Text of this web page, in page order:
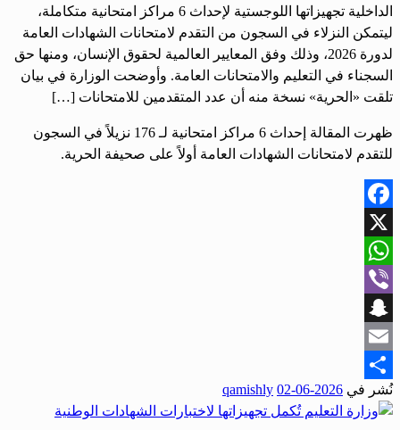
الداخلية تجهيزاتها اللوجستية لإحداث 6 مراكز امتحانية متكاملة،
ليتمكن النزلاء في السجون من التقدم لامتحانات الشهادات العامة
لدورة 2026، وذلك وفق المعايير العالمية لحقوق الإنسان، ومنها حق
السجناء في التعليم والامتحانات العامة. وأوضحت الوزارة في بيان
تلقت «الحرية» نسخة منه أن عدد المتقدمين للامتحانات […]
ظهرت المقالة إحداث 6 مراكز امتحانية لـ 176 نزيلاً في السجون
للتقدم لامتحانات الشهادات العامة أولاً على صحيفة الحرية.
Facebook
X
WhatsApp
Viber
Snapchat
Email
Share
نُشر في 2026-06-02
qamishly